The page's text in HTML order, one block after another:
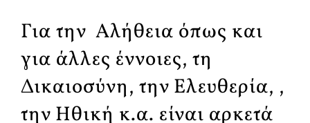
Για την Αλήθεια όπως και
για άλλες έννοιες, τη
Δικαιοσύνη, την Ελευθερία, ,
την Ηθική κ.α. είναι αρκετά